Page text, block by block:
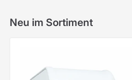
Neu im Sortiment